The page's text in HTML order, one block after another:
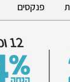
פנקסים